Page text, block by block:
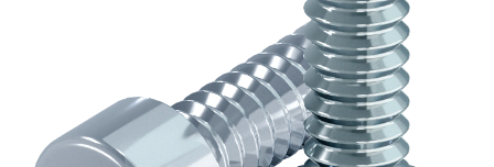
Алюминиевые промышленные ограждения
Алюминиевая промышленная мебель
Крейты и кассеты Subrack systems